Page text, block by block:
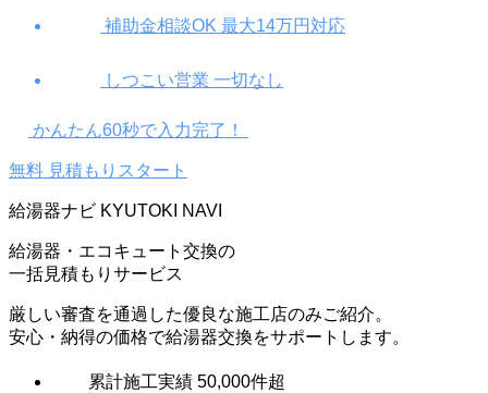
補助金相談OK 最大14万円対応
しつこい営業 一切なし
かんたん60秒で入力完了！
無料 見積もりスタート
給湯器ナビ KYUTOKI NAVI
給湯器・エコキュート交換の
一括見積もりサービス
厳しい審査を通過した優良な施工店のみご紹介。
安心・納得の価格で給湯器交換をサポートします。
累計施工実績 50,000件超